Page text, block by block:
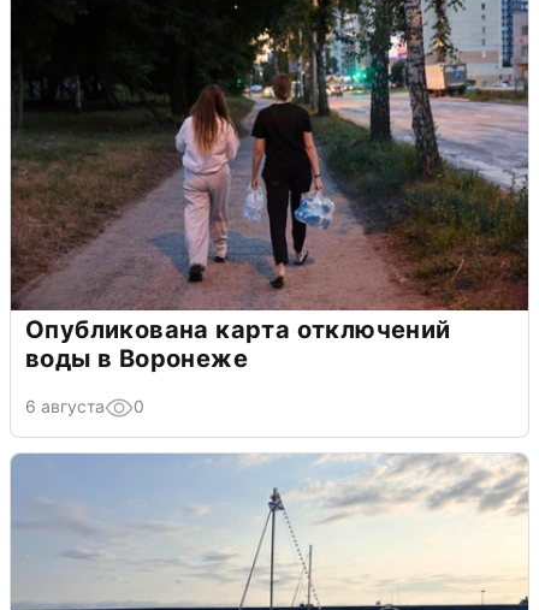
Опубликована карта отключений
воды в Воронеже
6 августа 0